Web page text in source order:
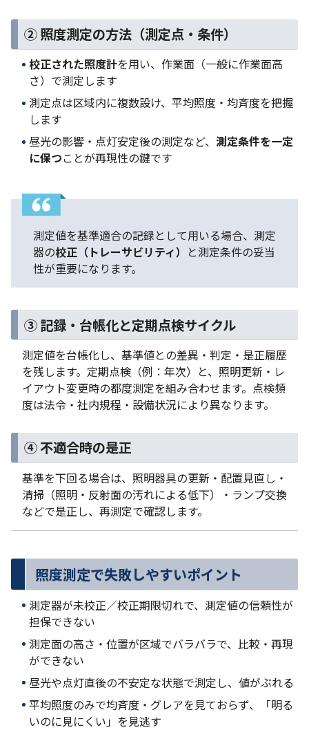
② 照度測定の方法（測定点・条件）
校正された照度計を用い、作業面（一般に作業面高
さ）で測定します
測定点は区域内に複数設け、平均照度・均斉度を把握
します
昼光の影響・点灯安定後の測定など、 測定条件を一定
に保つことが再現性の鍵です
測定値を基準適合の記録として用いる場合、測定
器の校正（トレーサビリティ） と測定条件の妥当
性が重要になります。
③ 記録・台帳化と定期点検サイクル
測定値を台帳化し、基準値との差異・判定・是正履歴
を残します。定期点検（例：年次）と、照明更新・レ
イアウト変更時の都度測定を組み合わせます。点検頻
度は法令・社内規程・設備状況により異なります。
④ 不適合時の是正
基準を下回る場合は、照明器具の更新・配置見直し・
清掃（照明・反射面の汚れによる低下）・ランプ交換
などで是正し、再測定で確認します。
照度測定で失敗しやすいポイント
測定器が未校正／校正期限切れで、測定値の信頼性が
担保できない
測定面の高さ・位置が区域でバラバラで、比較・再現
ができない
昼光や点灯直後の不安定な状態で測定し、値がぶれる
平均照度のみで均斉度・グレアを見ておらず、「明る
いのに見にくい」を見逃す